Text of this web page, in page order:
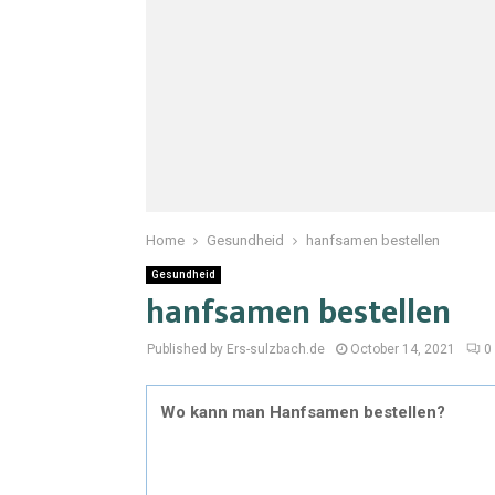
Home Gesundheid hanfsamen bestellen
Gesundheid
hanfsamen bestellen
Published by Ers-sulzbach.de October 14, 2021 0
Wo kann man Hanfsamen bestellen?